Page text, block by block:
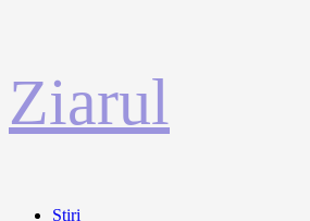
la
conținut
Ziarul
PrimaryStiri